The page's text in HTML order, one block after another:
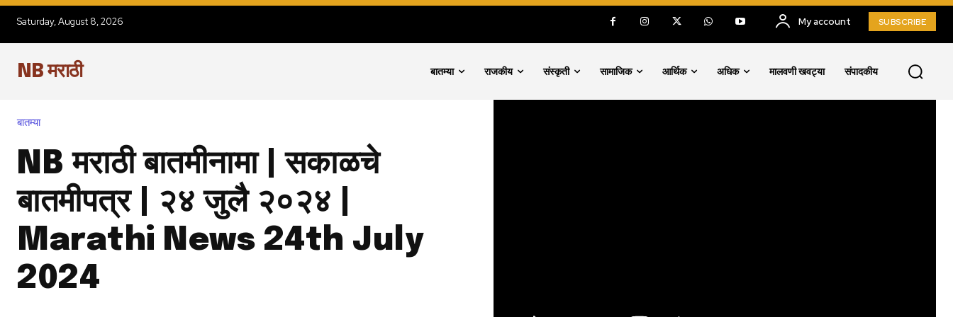
Saturday, August 8, 2026 My account SUBSCRIBE
NB मराठी बातम्या राजकीय संस्कृती सामाजिक आर्थिक अधिक मालवणी खवट्या संपादकीय
बातम्या
NB मराठी बातमीनामा | सकाळचे
बातमीपत्र | २४ जुलै २०२४ |
Marathi News 24th July
2024